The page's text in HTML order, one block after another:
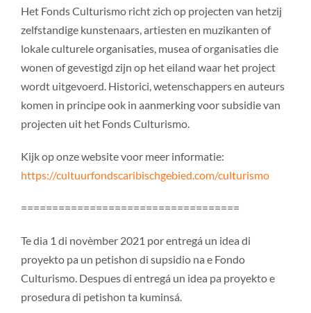
Het Fonds Culturismo richt zich op projecten van hetzij
zelfstandige kunstenaars, artiesten en muzikanten of
lokale culturele organisaties, musea of organisaties die
wonen of gevestigd zijn op het eiland waar het project
wordt uitgevoerd. Historici, wetenschappers en auteurs
komen in principe ook in aanmerking voor subsidie van
projecten uit het Fonds Culturismo.
Kijk op onze website voor meer informatie:
https://cultuurfondscaribischgebied.com/culturismo
===================================
Te dia 1 di novèmber 2021 por entregá un idea di
proyekto pa un petishon di supsidio na e Fondo
Culturismo. Despues di entregá un idea pa proyekto e
prosedura di petishon ta kuminsá.